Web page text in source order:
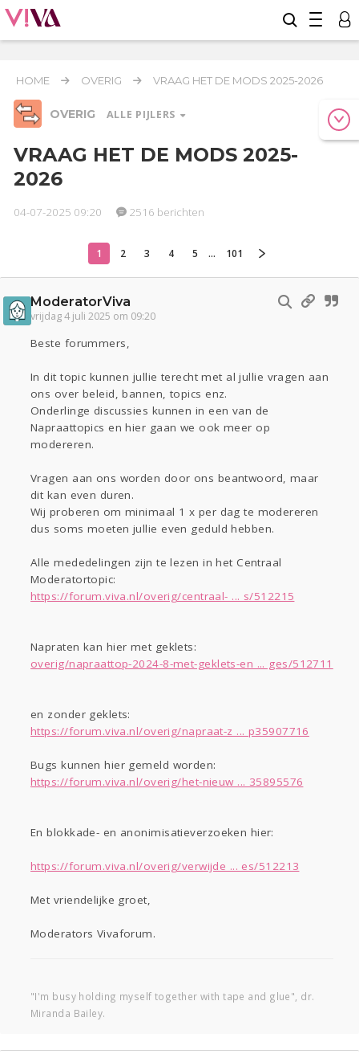
HOME OVERIG VRAAG HET DE MODS 2025-2026
OVERIG ALLE PIJLERS
Relaties
Seks
Gezondheid
Coronavirus
Actueel
Oekraïne Entertainment
Lijf & Lijn
Kinderen
Digi
Mode & Beauty
Zwanger
Psyche
Sport
Contact
Lezen
VRAAG HET DE MODS 2025-
2026
04-07-2025 09:20 2516 berichten
1 2 3 4 5 ... 101
ModeratorViva
vrijdag 4 juli 2025 om 09:20
Beste forummers,
In dit topic kunnen jullie terecht met al jullie vragen aan
ons over beleid, bannen, topics enz.
Onderlinge discussies kunnen in een van de
Napraattopics en hier gaan we ook meer op
modereren.
Vragen aan ons worden door ons beantwoord, maar
dit kan even duren.
Wij proberen om minimaal 1 x per dag te modereren
dus soms moeten jullie even geduld hebben.
Alle mededelingen zijn te lezen in het Centraal
Moderatortopic:
https://forum.viva.nl/overig/centraal- ... s/512215
Napraten kan hier met geklets:
overig/napraattop-2024-8-met-geklets-en ... ges/512711
en zonder geklets:
https://forum.viva.nl/overig/napraat-z ... p35907716
Bugs kunnen hier gemeld worden:
https://forum.viva.nl/overig/het-nieuw ... 35895576
En blokkade- en anonimisatieverzoeken hier:
https://forum.viva.nl/overig/verwijde ... es/512213
Met vriendelijke groet,
Moderators Vivaforum.
"I'm busy holding myself together with tape and glue", dr.
Miranda Bailey.